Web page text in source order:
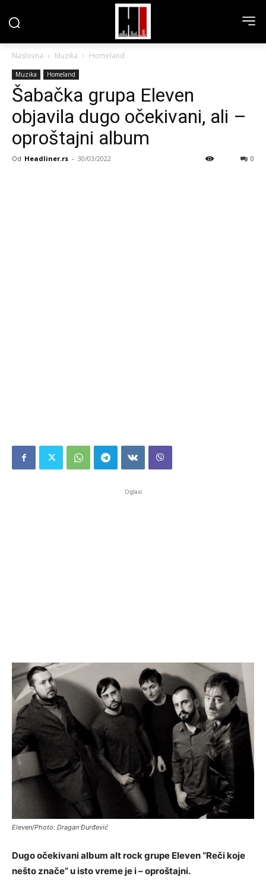
Naslovna Muzika Homeland
Muzika Homeland
Šabačka grupa Eleven
objavila dugo očekivani, ali –
oproštajni album
Od Headliner.rs - 30/03/2022 0
Oglasi
Eleven/Photo: Dragan Đurđević
Dugo očekivani album alt rock grupe Eleven “Reči koje
nešto znače” u isto vreme je i – oproštajni.